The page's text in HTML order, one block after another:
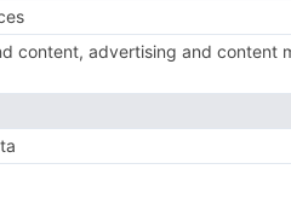
Burgos, también por
con raíces
con raíces